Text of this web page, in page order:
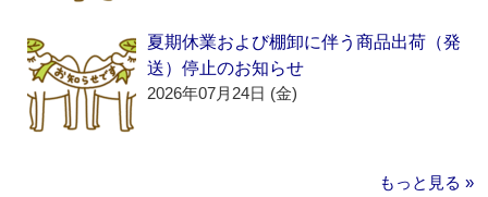
夏期休業および棚卸に伴う商品出荷（発
送）停止のお知らせ
2026年07月24日 (金)
もっと見る »